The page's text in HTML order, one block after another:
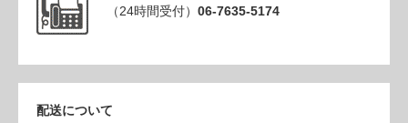
（24時間受付） 06-7635-5174
配送について